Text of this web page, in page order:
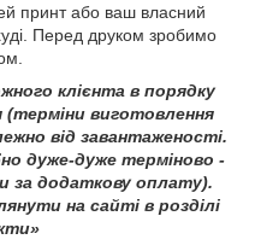
принт або ваш власний
Перед друком зробимо
клієнта в порядку
(терміни виготовлення
від завантаженості.
дуже-дуже терміново -
за додаткову оплату).
на сайті в розділі